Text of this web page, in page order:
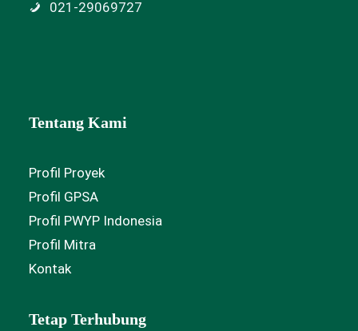
021-29069727
Tentang Kami
Profil Proyek
Profil GPSA
Profil PWYP Indonesia
Profil Mitra
Kontak
Tetap Terhubung